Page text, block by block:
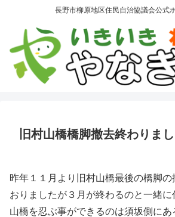
長野市柳原地区住民自治協議会公式
旧村山橋橋脚撤去終わりま
昨年１１月より旧村山橋最後の橋脚
おりましたが３月が終わるのと一緒
山橋を忍ぶ事ができるのは須坂側に